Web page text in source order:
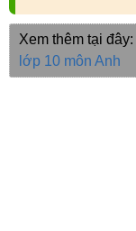
Xem thêm tại đây:
lớp 10 môn Anh